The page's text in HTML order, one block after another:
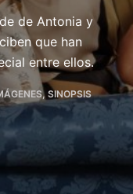
de Antonia y
que han
entre ellos.
,SINOPSIS